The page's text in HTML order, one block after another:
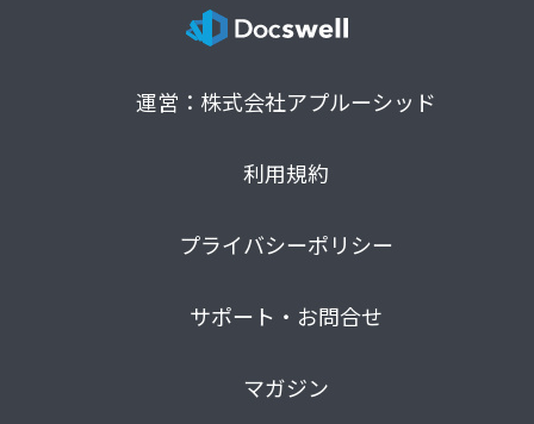
運営：株式会社アプルーシッド
利用規約
プライバシーポリシー
サポート・お問合せ
マガジン